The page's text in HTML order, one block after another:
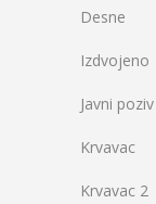
Desne
Izdvojeno
Javni poziv
Krvavac
Krvavac 2